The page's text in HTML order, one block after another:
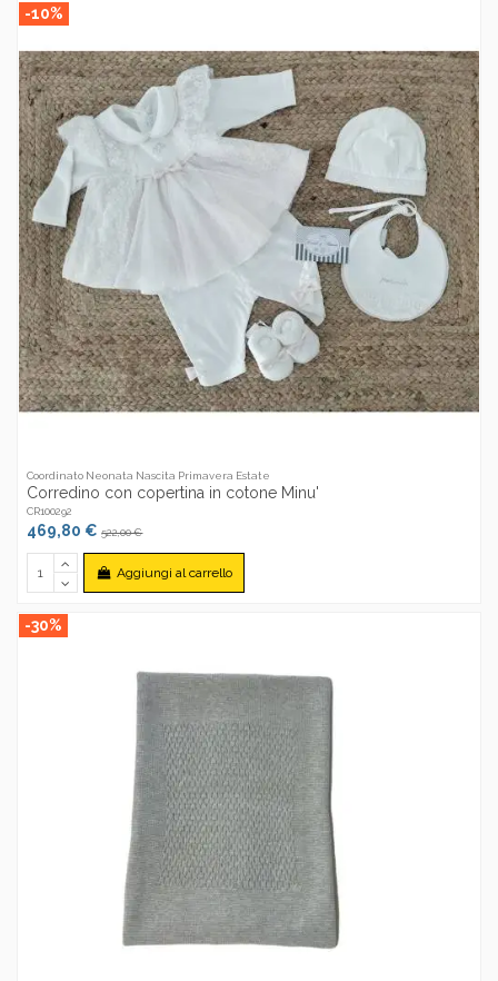
-10%
Coordinato Neonata Nascita Primavera Estate
Corredino con copertina in cotone Minu'
CR100292
469,80 €522,00 €
Aggiungi al carrello
-30%